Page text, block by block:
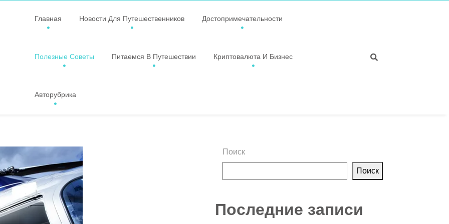
Главная Новости Для Путешественников Достопримечательности
Полезные Советы Питаемся В Путешествии Криптовалюта И Бизнес
Авторубрика
Поиск
Поиск
Последние записи